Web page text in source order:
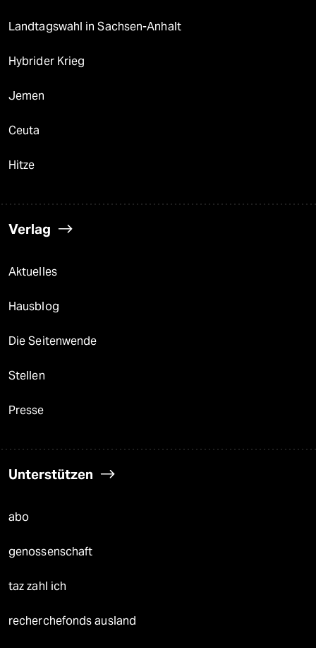
Landtagswahl in Sachsen-Anhalt
Hybrider Krieg
Jemen
Ceuta
Hitze
Verlag
Aktuelles
Hausblog
Die Seitenwende
Stellen
Presse
Unterstützen
abo
genossenschaft
taz zahl ich
recherchefonds ausland